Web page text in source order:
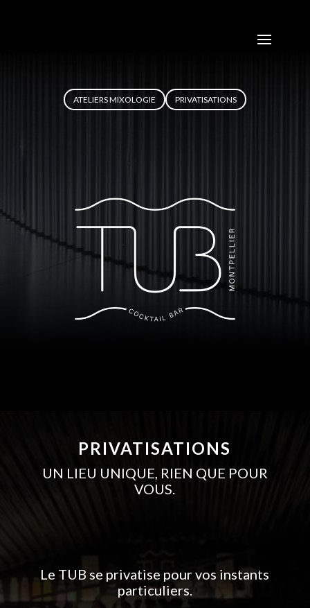
ATELIERS MIXOLOGIE PRIVATISATIONS
PRIVATISATIONS
UN LIEU UNIQUE, RIEN QUE POUR
VOUS.
Le TUB se privatise pour vos instants
particuliers.